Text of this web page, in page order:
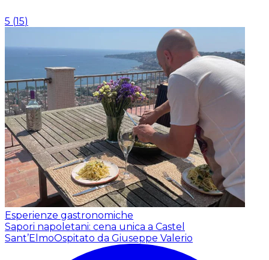
5 (15)
Esperienze gastronomiche
Sapori napoletani: cena unica a Castel
Sant’ElmoOspitato da Giuseppe Valerio